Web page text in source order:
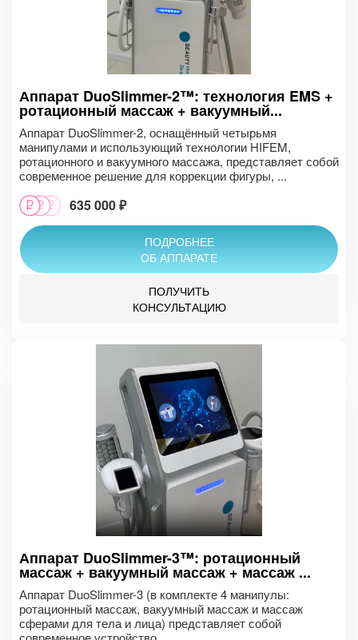
Аппарат DuoSlimmer-2™: технология EMS +
ротационный массаж + вакуумный...
Аппарат DuoSlimmer-2, оснащённый четырьмя
манипулами и использующий технологии HIFEM,
ротационного и вакуумного массажа, представляет собой
современное решение для коррекции фигуры, ...
635 000 ₽
ПОДРОБНЕЕ
ОБ АППАРАТЕ
ПОЛУЧИТЬ
КОНСУЛЬТАЦИЮ
Аппарат DuoSlimmer-3™: ротационный
массаж + вакуумный массаж + массаж ...
Аппарат DuoSlimmer-3 (в комплекте 4 манипулы:
ротационный массаж, вакуумный массаж и массаж
сферами для тела и лица) представляет собой